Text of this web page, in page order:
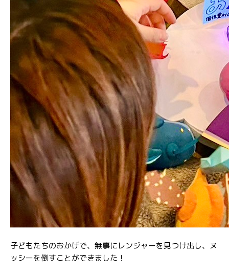
子どもたちのおかげで、無事にレンジャーを見つけ出し、ヌ
ッシーを倒すことができました！